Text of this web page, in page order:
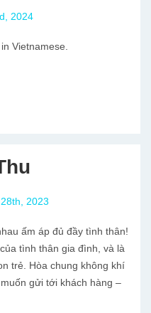
2024
Vietnamese.
2023
ấm áp đủ đầy tình thân!
tình thân gia đình, và là
trẻ. Hòa chung không khí
gửi tới khách hàng –